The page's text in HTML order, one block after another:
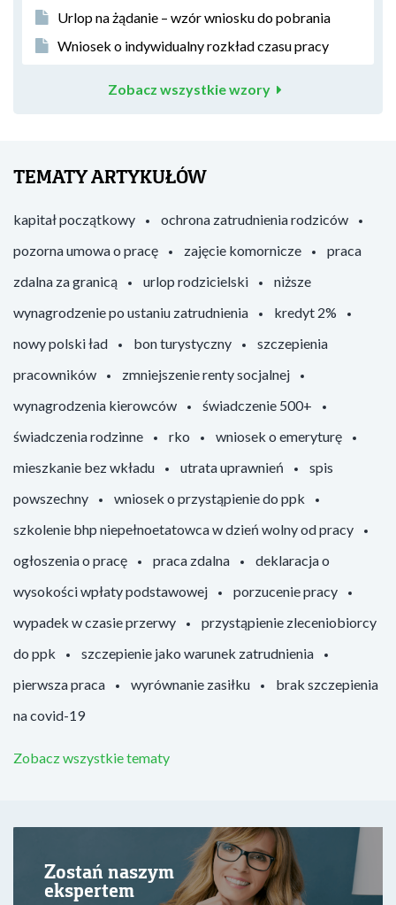
Urlop na żądanie – wzór wniosku do pobrania
Wniosek o indywidualny rozkład czasu pracy
Zobacz wszystkie wzory
TEMATY ARTYKUŁÓW
kapitał początkowy
ochrona zatrudnienia rodziców
pozorna umowa o pracę
zajęcie komornicze
praca
zdalna za granicą
urlop rodzicielski
niższe
wynagrodzenie po ustaniu zatrudnienia
kredyt 2%
nowy polski ład
bon turystyczny
szczepienia
pracowników
zmniejszenie renty socjalnej
wynagrodzenia kierowców
świadczenie 500+
świadczenia rodzinne
rko
wniosek o emeryturę
mieszkanie bez wkładu
utrata uprawnień
spis
powszechny
wniosek o przystąpienie do ppk
szkolenie bhp niepełnoetatowca w dzień wolny od pracy
ogłoszenia o pracę
praca zdalna
deklaracja o
wysokości wpłaty podstawowej
porzucenie pracy
wypadek w czasie przerwy
przystąpienie zleceniobiorcy
do ppk
szczepienie jako warunek zatrudnienia
pierwsza praca
wyrównanie zasiłku
brak szczepienia
na covid-19
Zobacz wszystkie tematy
Zostań naszym
ekspertem